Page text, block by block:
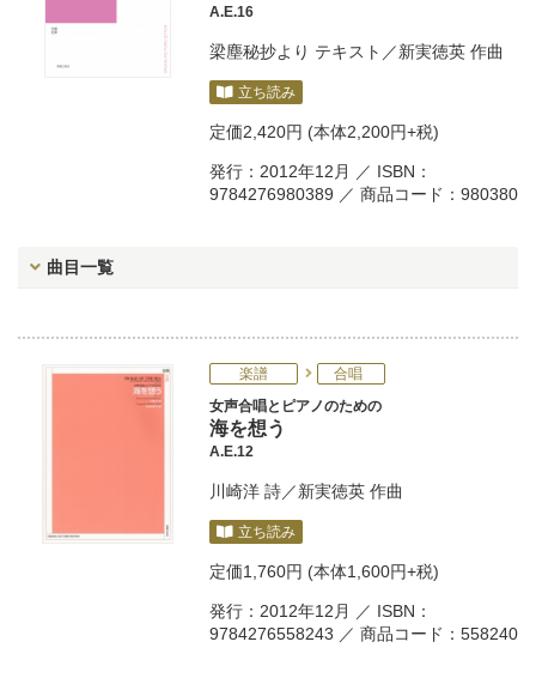
A.E.16
梁塵秘抄より テキスト／新実徳英 作曲
立ち読み
定価2,420円 (本体2,200円+税)
発行：2012年12月 ／ ISBN：
9784276980389 ／ 商品コード：980380
曲目一覧
楽譜
合唱
女声合唱とピアノのための
海を想う
A.E.12
川崎洋 詩／新実徳英 作曲
立ち読み
定価1,760円 (本体1,600円+税)
発行：2012年12月 ／ ISBN：
9784276558243 ／ 商品コード：558240